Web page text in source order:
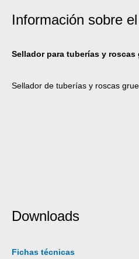
Información sobre
Sellador para tuberías y roscas
Sellador de tuberías y roscas
Downloads
Fichas técnicas